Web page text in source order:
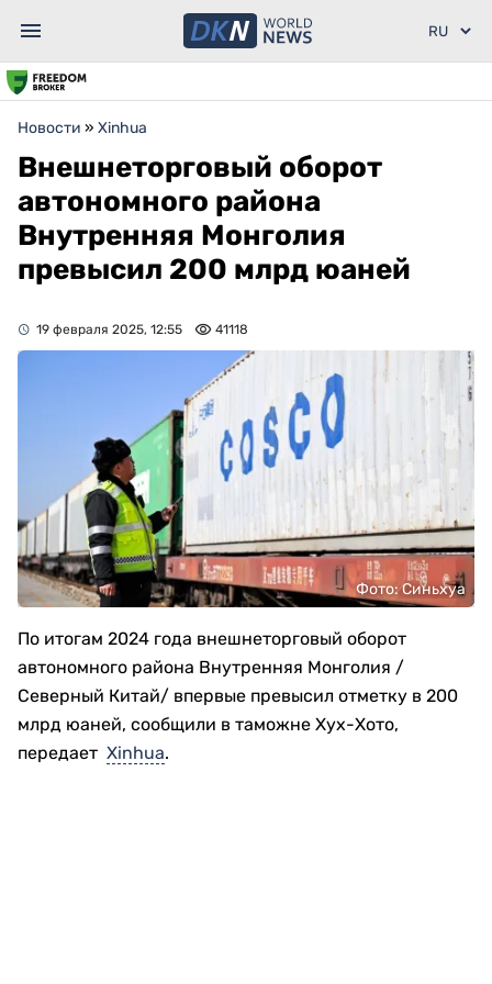
Новости » Xinhua
Внешнеторговый оборот
автономного района
Внутренняя Монголия
превысил 200 млрд юаней
19 февраля 2025, 12:55 41118
Фото: Синьхуа
По итогам 2024 года внешнеторговый оборот
автономного района Внутренняя Монголия /
Северный Китай/ впервые превысил отметку в 200
млрд юаней, сообщили в таможне Хух-Хото,
передает Xinhua.